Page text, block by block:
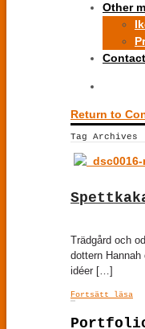
Other
Contact
Return to
Tag Archives
Trädgård och
dottern
idéer […]
Fortsätt läsa